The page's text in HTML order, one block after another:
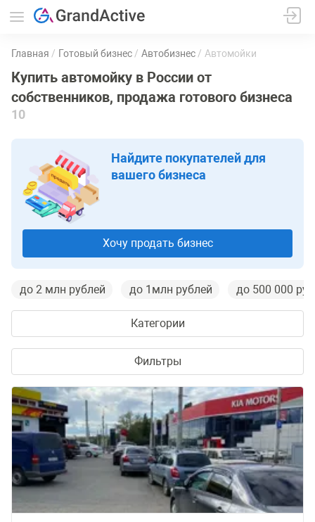
Главная Готовый бизнес Автобизнес Автомойки
Купить автомойку в России от
собственников, продажа готового бизнеса
10
Найдите покупателей для
вашего бизнеса
Хочу продать бизнес
до 2 млн рублей до 1млн рублей до 500 000
Категории
Фильтры